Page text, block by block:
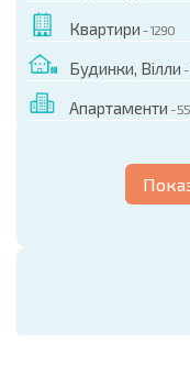
Квартири - 1290
Будинки, Вілли
Апартаменти -